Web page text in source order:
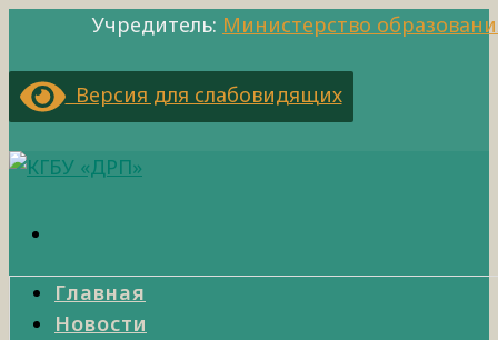
Учредитель: Министерство
Версия для слабовидящих
Главная
Новости